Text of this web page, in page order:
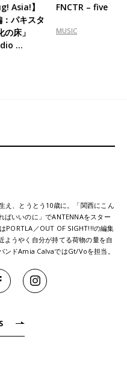
Asia!】
パキスタ
の床」
…
FNCTR – five
MUSIC
え、とうとう10歳に。「関西にこん
ばいいのに」でANTENNAをスター
PORTLA／OUT OF SIGHT!!!の編集
ようやく自分が持てる荷物の量を自
ンドAmia CalvaではGt/Voを担当。